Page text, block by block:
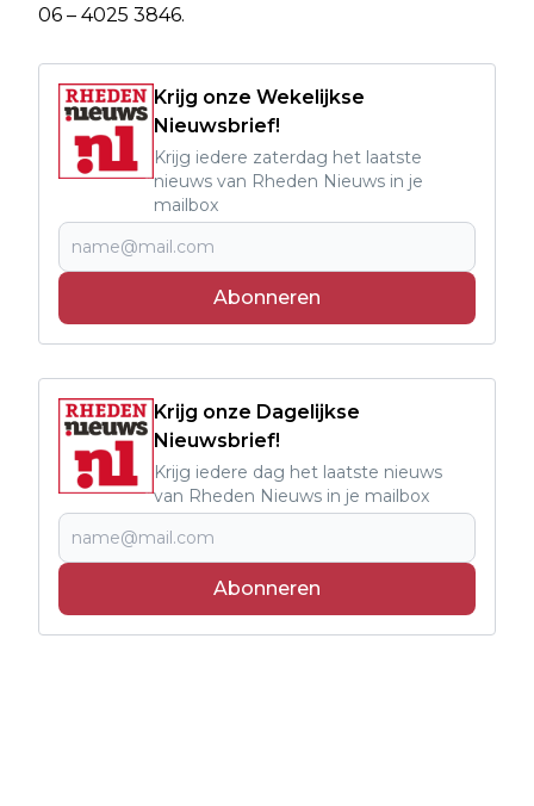
06 – 4025 3846.
Krijg onze Wekelijkse
Nieuwsbrief!
Krijg iedere zaterdag het laatste
nieuws van Rheden Nieuws in je
mailbox
Abonneren
Krijg onze Dagelijkse
Nieuwsbrief!
Krijg iedere dag het laatste nieuws
van Rheden Nieuws in je mailbox
Abonneren